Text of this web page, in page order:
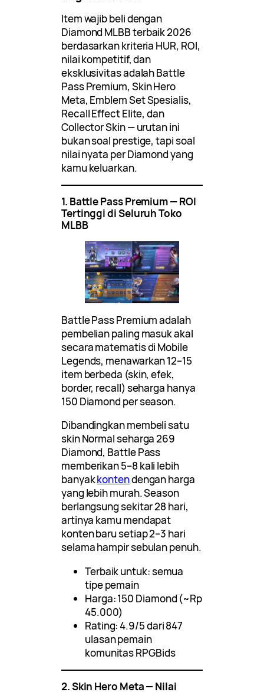
Item wajib beli dengan
Diamond MLBB terbaik 2026
berdasarkan kriteria HUR, ROI,
nilai kompetitif, dan
eksklusivitas adalah Battle
Pass Premium, Skin Hero
Meta, Emblem Set Spesialis,
Recall Effect Elite, dan
Collector Skin — urutan ini
bukan soal prestige, tapi soal
nilai nyata per Diamond yang
kamu keluarkan.
1. Battle Pass Premium — ROI
Tertinggi di Seluruh Toko
MLBB
Battle Pass Premium adalah
pembelian paling masuk akal
secara matematis di Mobile
Legends, menawarkan 12–15
item berbeda (skin, efek,
border, recall) seharga hanya
150 Diamond per season.
Dibandingkan membeli satu
skin Normal seharga 269
Diamond, Battle Pass
memberikan 5–8 kali lebih
banyakkontendengan harga
yang lebih murah. Season
berlangsung sekitar 28 hari,
artinya kamu mendapat
konten baru setiap 2–3 hari
selama hampir sebulan penuh.
Terbaik untuk: semua
tipe pemain
Harga: 150 Diamond (~Rp
45.000)
Rating: 4.9/5 dari 847
ulasan pemain
komunitas RPGBids
2. Skin Hero Meta — Nilai